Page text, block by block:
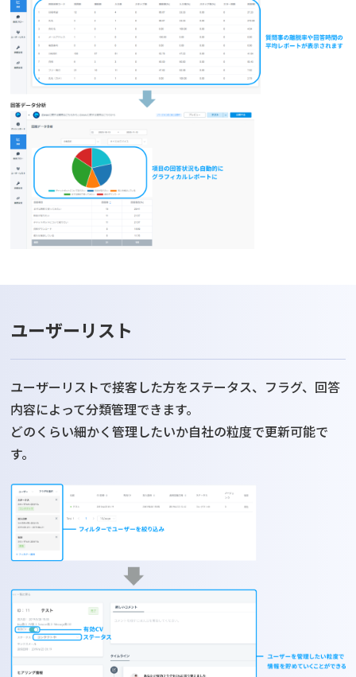
ユーザーリスト
ユーザーリストで接客した方をステータス、フラグ、回答
内容によって分類管理できます。
どのくらい細かく管理したいか自社の粒度で更新可能で
す。